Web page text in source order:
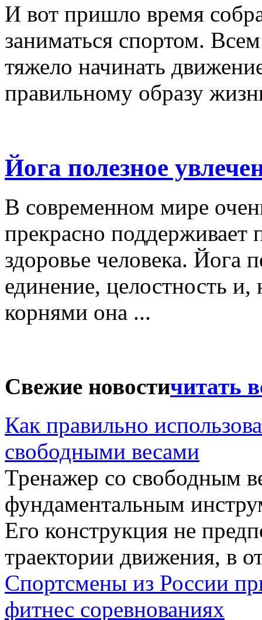
И вот пришло время
заниматься спортом.
тяжело начинать
правильному образу
Йога полезное
В современном мире
прекрасно поддерживает
здоровье человека. Йога
единение, целостность
корнями она ...
Свежие новостичитать
Как правильно
свободными весами
Тренажер со свободным
фундаментальным
Его конструкция не
траектории движения, в
Спортсмены из России
фитнес соревнованиях